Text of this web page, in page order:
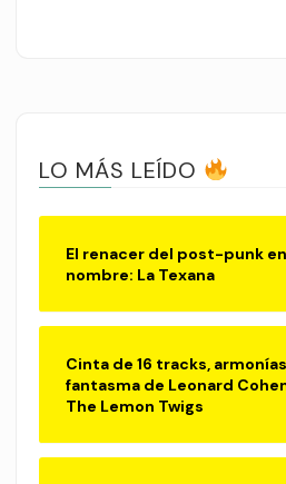
LO MÁS LEÍDO
El renacer del post-punk
nombre: La Texana
Cinta de 16 tracks,
fantasma de Leonard
The Lemon Twigs